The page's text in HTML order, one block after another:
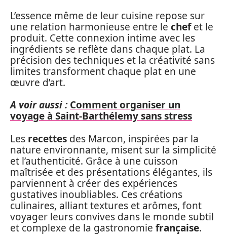
L’essence même de leur cuisine repose sur
une relation harmonieuse entre le chefet le
produit. Cette connexion intime avec les
ingrédients se reflète dans chaque plat. La
précision des techniques et la créativité sans
limites transforment chaque plat en une
œuvre d’art.
A voir aussi : Comment organiser un
voyage à Saint-Barthélemy sans stress
Les recettes des Marcon, inspirées par la
nature environnante, misent sur la simplicité
et l’authenticité. Grâce à une cuisson
maîtrisée et des présentations élégantes, ils
parviennent à créer des expériences
gustatives inoubliables. Ces créations
culinaires, alliant textures et arômes, font
voyager leurs convives dans le monde subtil
et complexe de la gastronomie française.